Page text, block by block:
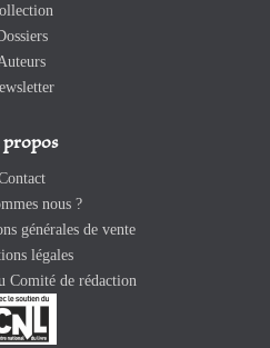
nous ?
générales de vente
légales
Comité de rédaction